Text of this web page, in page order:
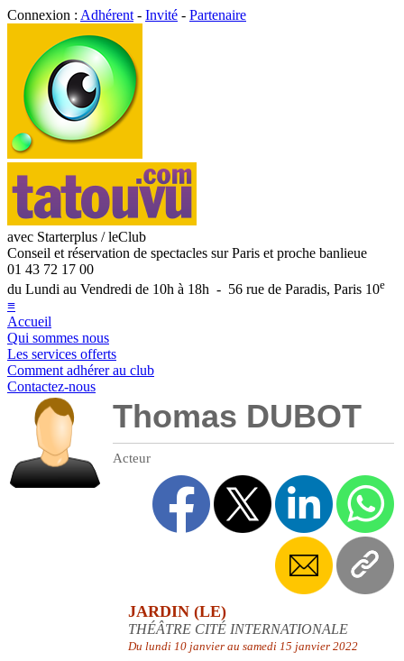
Connexion : Adhérent - Invité - Partenaire
avec Starterplus / leClub
Conseil et réservation de spectacles sur Paris et proche banlieue
01 43 72 17 00
du Lundi au Vendredi de 10h à 18h - 56 rue de Paradis, Paris 10e
≡
Accueil
Qui sommes nous
Les services offerts
Comment adhérer au club
Contactez-nous
Thomas DUBOT
Acteur
JARDIN (LE)
THÉÂTRE CITÉ INTERNATIONALE
Du lundi 10 janvier au samedi 15 janvier 2022